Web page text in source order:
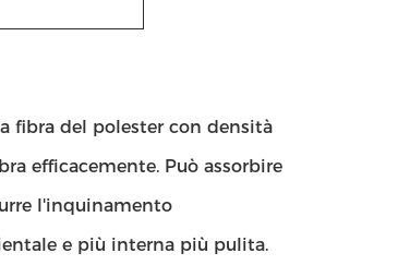
fibra del polester con densità
efficacemente. Può assorbire
l'inquinamento
e più interna più pulita.